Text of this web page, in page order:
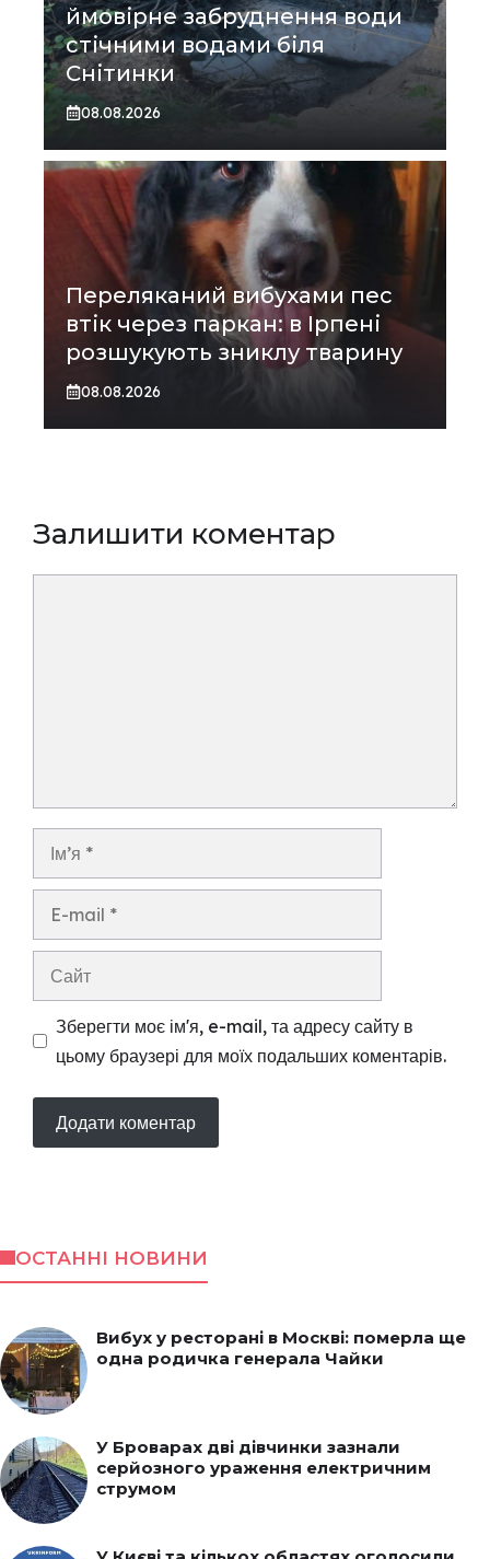
ймовірне забруднення води
стічними водами біля
Снітинки
08.08.2026
Переляканий вибухами пес
втік через паркан: в Ірпені
розшукують зниклу тварину
08.08.2026
Залишити коментар
Зберегти моє ім'я, e-mail, та адресу сайту в
цьому браузері для моїх подальших коментарів.
ОСТАННІ НОВИНИ
Вибух у ресторані в Москві: померла ще
одна родичка генерала Чайки
У Броварах дві дівчинки зазнали
серйозного ураження електричним
струмом